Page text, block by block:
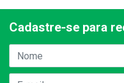
Cadastre-se para